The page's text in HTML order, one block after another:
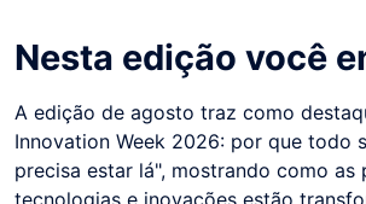
Nesta edição você
A edição de agosto traz como
Innovation Week 2026: por que todo
precisa estar lá", mostrando como as
tecnologias e inovações estão